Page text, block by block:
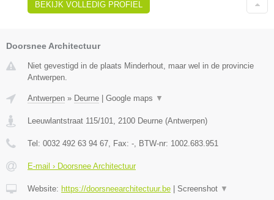
BEKIJK VOLLEDIG PROFIEL
Doorsnee Architectuur
Niet gevestigd in de plaats Minderhout, maar wel in de provincie
Antwerpen.
Antwerpen » Deurne Google maps ▼
Leeuwlantstraat 115/101, 2100 Deurne (Antwerpen)
Tel: 0032 492 63 94 67, Fax: -, BTW-nr: 1002.683.951
E-mail › Doorsnee Architectuur
Website: https://doorsneearchitectuur.be Screenshot ▼